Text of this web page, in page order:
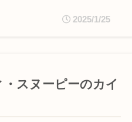
2025/1/25
スヌーピーのカイ